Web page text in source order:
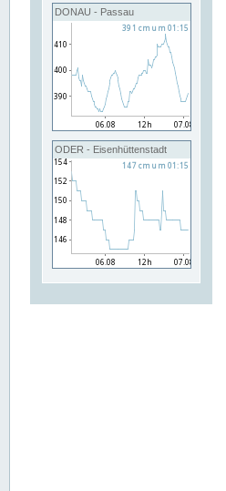
DONAU - Passau
ODER - Eisenhüttenstadt